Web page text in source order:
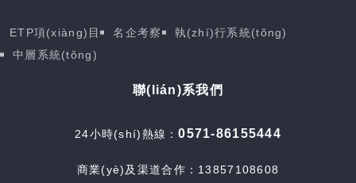
ETP項(xiàng)目 名企考察
執(zhí)行系統(tǒng)
中層系統(tǒng)
聯(lián)系我們
24小時(shí)熱線：0571-86155444
商業(yè)及渠道合作：13857108608